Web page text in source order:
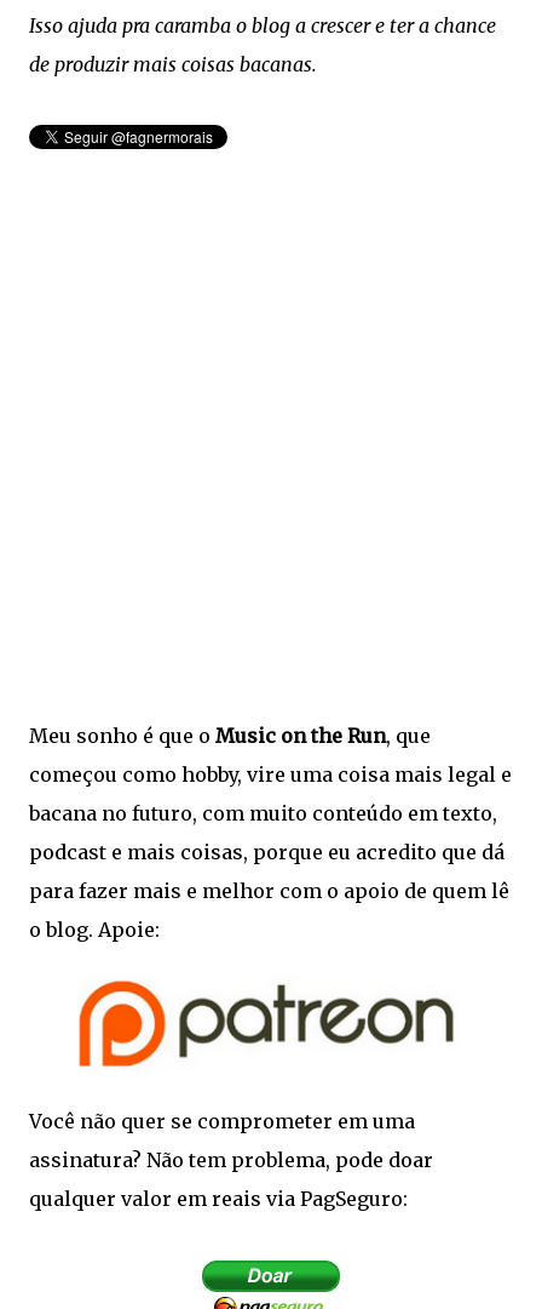
Isso ajuda pra caramba o blog a crescer e ter a chance
de produzir mais coisas bacanas.
Meu sonho é que o Music on the Run, que
começou como hobby, vire uma coisa mais legal e
bacana no futuro, com muito conteúdo em texto,
podcast e mais coisas, porque eu acredito que dá
para fazer mais e melhor com o apoio de quem lê
o blog. Apoie:
Você não quer se comprometer em uma
assinatura? Não tem problema, pode doar
qualquer valor em reais via PagSeguro: